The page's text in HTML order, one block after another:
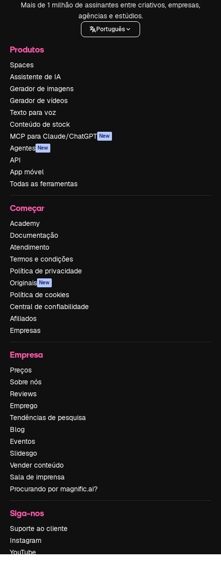
Mais de 1 milhão de assinantes entre criativos, empresas,
agências e estúdios.
Português
Produtos
Spaces
Assistente de IA
Gerador de imagens
Gerador de vídeos
Texto para voz
Conteúdo de stock
MCP para Claude/ChatGPT New
Agentes New
API
App móvel
Todas as ferramentas
Começar
Academy
Documentação
Atendimento
Termos e condições
Política de privacidade
Originais New
Política de cookies
Central de confiabilidade
Afiliados
Empresas
Empresa
Preços
Sobre nós
Reviews
Emprego
Tendências de pesquisa
Blog
Eventos
Slidesgo
Vender conteúdo
Sala de imprensa
Procurando por magnific.ai?
Siga-nos
Suporte ao cliente
Instagram
YouTube